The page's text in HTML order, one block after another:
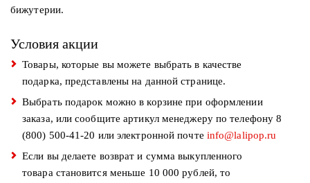
Верхняя
Джемперы
Жакеты
Жилеты
Костюмы
Серьги
Кольца
Комплекты
украшений
Заколки
100%
платков
Распродажа
Новинки
бижутерии.
Условия акции
Товары, которые вы можете выбрать в качестве
подарка, представлены на данной странице.
Выбрать подарок можно в корзине при оформлении
заказа, или сообщите артикул менеджеру по телефону 8
(800) 500-41-20 или электронной почте info@lalipop.ru
Если вы делаете возврат и сумма выкупленного
товара становится меньше 10 000 рублей, то